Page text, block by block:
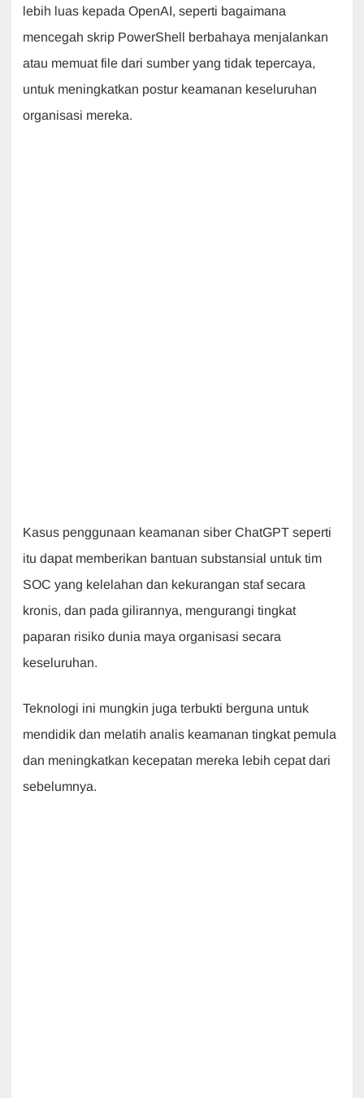
lebih luas kepada OpenAI, seperti bagaimana
mencegah skrip PowerShell berbahaya menjalankan
atau memuat file dari sumber yang tidak tepercaya,
untuk meningkatkan postur keamanan keseluruhan
organisasi mereka.
Kasus penggunaan keamanan siber ChatGPT seperti
itu dapat memberikan bantuan substansial untuk tim
SOC yang kelelahan dan kekurangan staf secara
kronis, dan pada gilirannya, mengurangi tingkat
paparan risiko dunia maya organisasi secara
keseluruhan.
Teknologi ini mungkin juga terbukti berguna untuk
mendidik dan melatih analis keamanan tingkat pemula
dan meningkatkan kecepatan mereka lebih cepat dari
sebelumnya.